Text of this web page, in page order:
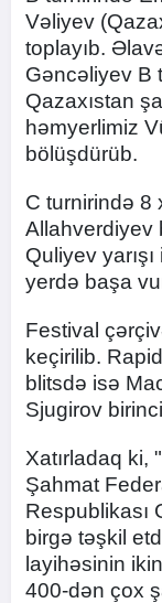
Vəliyev
toplayıb.
Gəncəliyev B
Qazaxıstan
həmyerlimiz
bölüşdürüb.
C turnirində 8
Allahverdiyev
Quliyev
yerdə başa
Festival
keçirilib.
blitsdə isə
Sjugirov
Xatırladaq ki,
Şahmat
Respublikası
birgə təşkil
layihəsinin
400-dən çox